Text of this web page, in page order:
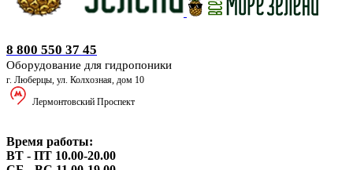
8 800 550 37 45
Оборудование для гидропоники
г. Люберцы, ул. Колхозная, дом 10
Лермонтовский Проспект
Время работы:
ВТ - ПТ 10.00-20.00